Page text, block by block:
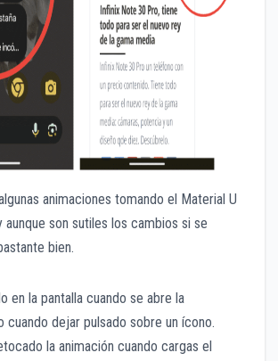
animaciones tomando el Material U
son sutiles los cambios si se
bien.
en la pantalla cuando se abre la
cuando dejar pulsado sobre un ícono.
la animación cuando cargas el